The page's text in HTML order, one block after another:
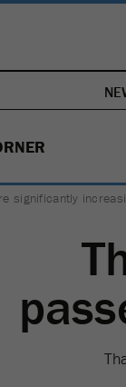
significantly